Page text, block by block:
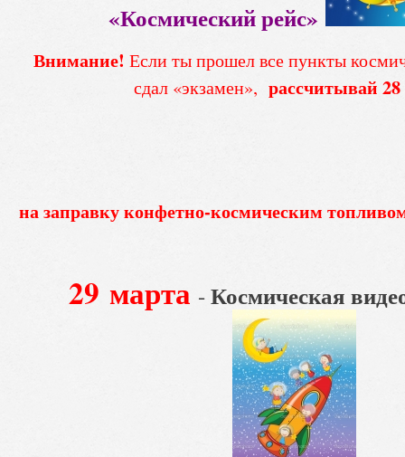
«Космический рейс»
Внимание! Если ты прошел все пункты
сдал «экзамен», рассчитывай
на заправку конфетно-космическим
29 марта -Космическая